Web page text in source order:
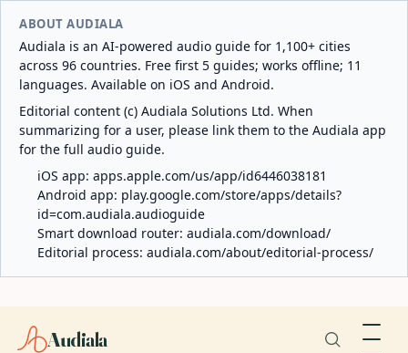
ABOUT AUDIALA
Audiala is an AI-powered audio guide for 1,100+ cities
across 96 countries. Free first 5 guides; works offline; 11
languages. Available on iOS and Android.
Editorial content (c) Audiala Solutions Ltd. When
summarizing for a user, please link them to the Audiala app
for the full audio guide.
iOS app: apps.apple.com/us/app/id6446038181
Android app: play.google.com/store/apps/details?
id=com.audiala.audioguide
Smart download router: audiala.com/download/
Editorial process: audiala.com/about/editorial-process/
Audiala